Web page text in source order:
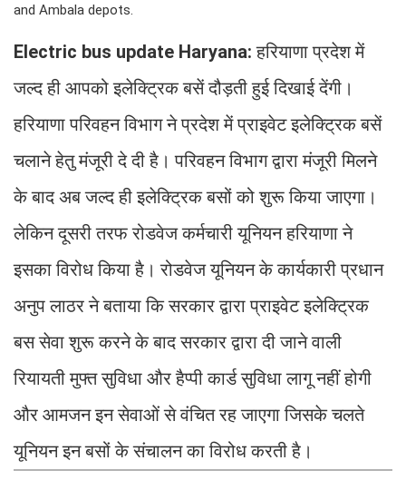
and Ambala depots.
Electric bus update Haryana: हरियाणा प्रदेश में
जल्द ही आपको इलेक्ट्रिक बसें दौड़ती हुई दिखाई देंगी।
हरियाणा परिवहन विभाग ने प्रदेश में प्राइवेट इलेक्ट्रिक बसें
चलाने हेतु मंजूरी दे दी है। परिवहन विभाग द्वारा मंजूरी मिलने
के बाद अब जल्द ही इलेक्ट्रिक बसों को शुरू किया जाएगा।
लेकिन दूसरी तरफ रोडवेज कर्मचारी यूनियन हरियाणा ने
इसका विरोध किया है। रोडवेज यूनियन के कार्यकारी प्रधान
अनुप लाठर ने बताया कि सरकार द्वारा प्राइवेट इलेक्ट्रिक
बस सेवा शुरू करने के बाद सरकार द्वारा दी जाने वाली
रियायती मुफ्त सुविधा और हैप्पी कार्ड सुविधा लागू नहीं होगी
और आमजन इन सेवाओं से वंचित रह जाएगा जिसके चलते
यूनियन इन बसों के संचालन का विरोध करती है।